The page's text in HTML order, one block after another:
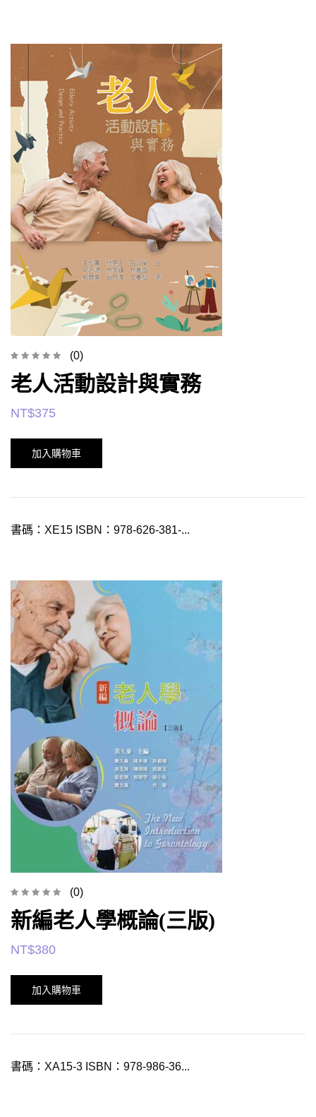
(0)
老人活動設計與實務
NT$375
加入購物車
書碼：XE15 ISBN：978-626-381-...
(0)
新編老人學概論(三版)
NT$380
加入購物車
書碼：XA15-3 ISBN：978-986-36...